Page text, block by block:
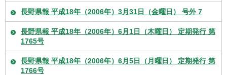
長野県報 平成18年（2006年）3月31日（金曜日） 号外 7
長野県報 平成18年（2006年）6月1日（木曜日） 定期発行 第
1765号
長野県報 平成18年（2006年）6月5日（月曜日） 定期発行 第
1766号